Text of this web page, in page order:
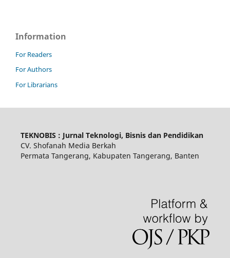
Information
For Readers
For Authors
For Librarians
TEKNOBIS : Jurnal Teknologi, Bisnis dan Pendidikan
CV. Shofanah Media Berkah
Permata Tangerang, Kabupaten Tangerang, Banten